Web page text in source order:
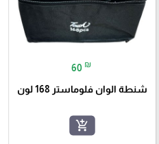
60 ₪
شنطة الوان فلوماستر 168 لون
add_shopping_cart